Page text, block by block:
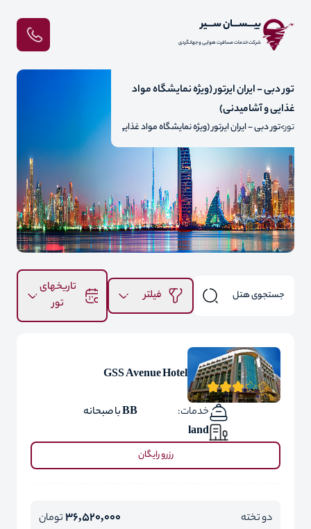
بیـــســـان ســـیر
شرکت خدمات مسافرت هوایی و جهانگردی
تور دبی - ایران ایرتور (ویژه نمایشگاه مواد
غذایی و آشامیدنی)
تور تور دبی - ایران ایرتور (ویژه نمایشگاه مواد غذایی و آشامیدنی)
فیلتر
تاریخهای
تور
GSS Avenue Hotel
خدمات:
BB با صبحانه
land
رزرو رایگان
دو تخته 36,520,000تومان